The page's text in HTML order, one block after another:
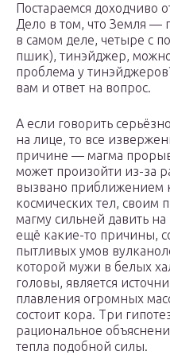
Постараемся доходчиво
Дело в том, что Земля —
в самом деле, четыре с
пшик), тинэйджер, можно
проблема у
вам и ответ на вопрос.
А если говорить
на лице, то все
причине — магма
может произойти из-за
вызвано приближением
космических тел, своим
магму сильней давить
ещё какие-то причины,
пытливых умов
которой мужи в белых
головы, является
плавления огромных
состоит кора. Три
рациональное
тепла подобной силы.